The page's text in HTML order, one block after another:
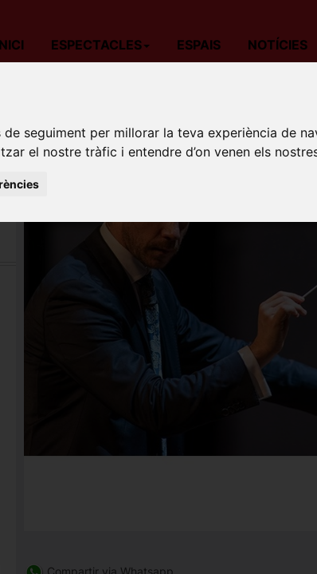
seguiment per millorar la teva experiència de
el nostre tràfic i entendre d’on venen els
ESPECTACLES ESPAIS NOTÍCIES
Compartir via Whatsapp